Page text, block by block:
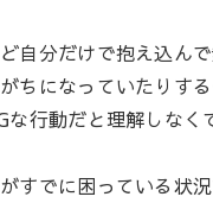
自分だけで抱え込ん
ちになっていたりす
な行動だと理解しなく
すでに困っている状